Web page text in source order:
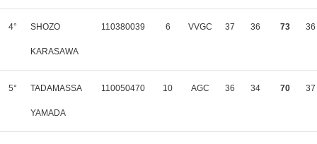
4° SHOZO
KARASAWA
110380039 6 VVGC 37 36 73 36
5° TADAMASSA
YAMADA
110050470 10 AGC 36 34 70 37